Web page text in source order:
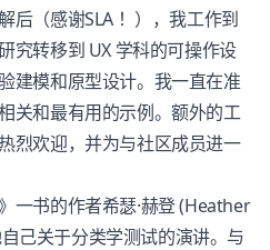
后（感谢SLA ！），我工作到
究转移到 UX 学科的可操作设
建模和原型设计。我一直在准
关和最有用的示例。额外的工
烈欢迎，并为与社区成员进一
一书的作者希瑟·赫登 (Heather
己关于分类学测试的演讲。与